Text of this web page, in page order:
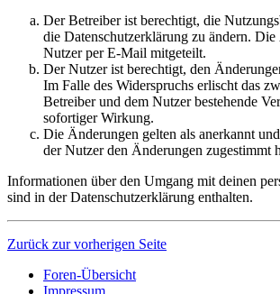
Der Betreiber ist berechtigt, die
die Datenschutzerklärung zu ändern.
Nutzer per E-Mail mitgeteilt.
Der Nutzer ist berechtigt, den
Im Falle des Widerspruchs erlischt das
Betreiber und dem Nutzer bestehende
sofortiger Wirkung.
Die Änderungen gelten als anerkannt
der Nutzer den Änderungen zugestimmt
Informationen über den Umgang mit deinen
sind in der Datenschutzerklärung enthalten.
Zurück zur vorherigen Seite
Foren-Übersicht